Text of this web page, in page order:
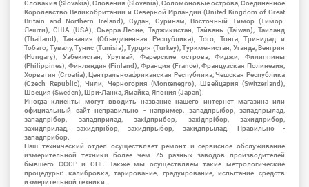
Словакия (Slovakia), Словения (Slovenia), Соломоновые острова, Соединенное
Королевство Великобритании и Северной Ирландии (United Kingdom of Great
Britain and Northern Ireland), Судан, Суринам, Восточный Тимор (Тимор-
Лешти), США (USA), Сьерра-Леоне, Таджикистан, Тайвань (Taiwan), Таиланд
(Thailand), Танзания (Объединенная Республика), Того, Тонга, Тринидад и
Тобаго, Тувалу, Тунис (Tunisia), Турция (Turkey), Туркменистан, Уганда, Венгрия
(Hungary), Узбекистан, Уругвай, Фарерские острова, Фиджи, Филиппины
(Philippines), Финляндия (Finland), Франция (France), Французская Полинезия,
Хорватия (Croatia), Центральноафриканская Республика, Чешская Республика
(Czech Republic), Чили, Черногория (Montenegro), Швейцария (Switzerland),
Швеция (Sweden), Шри-Ланка, Ямайка, Япония (Japan).
Иногда клиенты могут вводить название нашего интернет магазина или
официальный сайт неправильно - например, западпрыбор, западпрылад,
западпрібор, западприлад, західприбор, західпрібор, захидприбор,
захидприлад, захидпрібор, захидпрыбор, захидпрылад. Правильно -
западприбор.
Наш технический отдел осуществляет ремонт и сервисное обслуживание
измерительной техники более чем 75 разных заводов производителей
бывшего СССР и СНГ. Также мы осуществляем такие метрологические
процедуры: калибровка, тарирование, градуирование, испытание средств
измерительной техники.